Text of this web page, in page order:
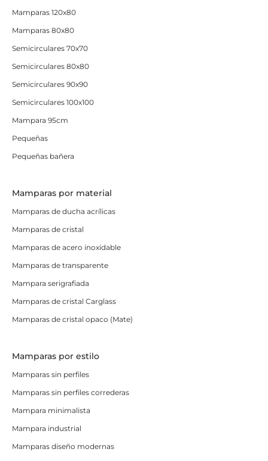
Mamparas 120x80
Mamparas 80x80
Semicirculares 70x70
Semicirculares 80x80
Semicirculares 90x90
Semicirculares 100x100
Mampara 95cm
Pequeñas
Pequeñas bañera
Mamparas por material
Mamparas de ducha acrílicas
Mamparas de cristal
Mamparas de acero inoxidable
Mamparas de transparente
Mampara serigrafiada
Mamparas de cristal Carglass
Mamparas de cristal opaco (Mate)
Mamparas por estilo
Mamparas sin perfiles
Mamparas sin perfiles correderas
Mampara minimalista
Mampara industrial
Mamparas diseño modernas